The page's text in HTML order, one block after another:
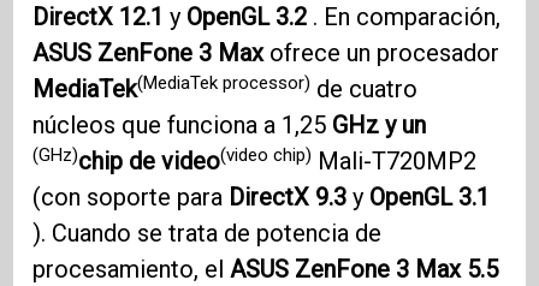
DirectX 12.1 y OpenGL 3.2 . En comparación,
ASUS ZenFone 3 Maxofrece un procesador
MediaTek(MediaTek processor) de cuatro
núcleos que funciona a 1,25 GHz y un
(GHz)chip de video(video chip) Mali-T720MP2
(con soporte para DirectX 9.3 y OpenGL 3.1
). Cuando se trata de potencia de
procesamiento, el ASUS ZenFone 3 Max 5.5